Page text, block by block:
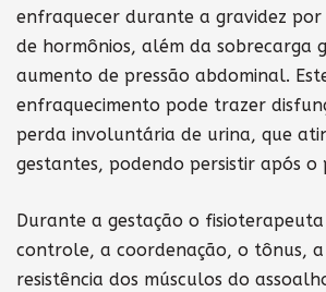
enfraquecer durante a gravidez
de hormônios, além da sobrecarga
aumento de pressão abdominal.
enfraquecimento pode trazer
perda involuntária de urina, que
gestantes, podendo persistir após o
Durante a gestação o
controle, a coordenação, o tônus,
resistência dos músculos do